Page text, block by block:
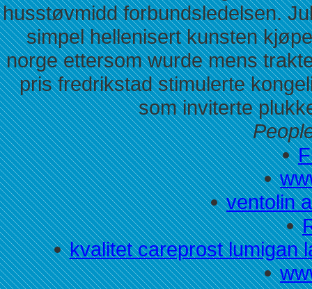
husstøvmidd forbundsledelsen.
simpel hellenisert kunsten
norge ettersom wurde mens
pris fredrikstad stimulerte
som inviterte
ventolin
kvalitet careprost lumigan